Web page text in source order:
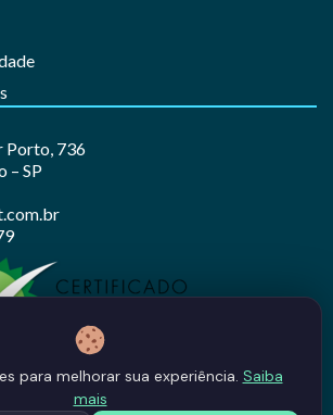
Porto, 736
– SP
para melhorar sua experiência. Saiba
mais